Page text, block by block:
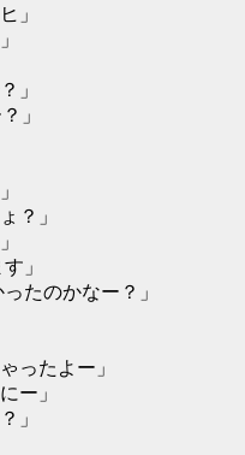
」
」
」
？」
」
たのかなー？」
ったよー」
ー」
」